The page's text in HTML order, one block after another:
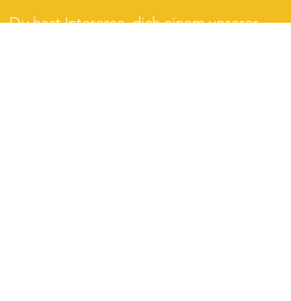
Du hast Interesse, dich einem unserer